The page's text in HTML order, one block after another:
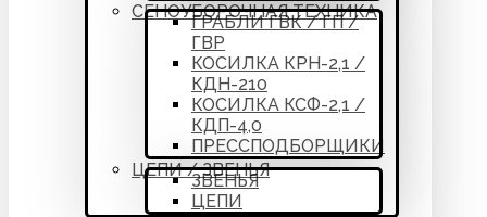
СЕНОУБОРОЧНАЯ ТЕХНИКА
ГРАБЛИ ГВК / ГП /
ГВР
КОСИЛКА КРН-2,1 /
КДН-210
КОСИЛКА КСФ-2,1 /
КДП-4,0
ПРЕССПОДБОРЩИКИ
ЦЕПИ / ЗВЕНЬЯ
ЗВЕНЬЯ
ЦЕПИ